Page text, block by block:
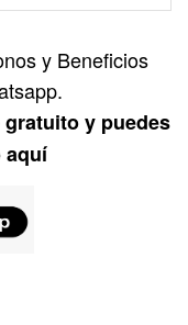
y Beneficios
y puedes
aquí